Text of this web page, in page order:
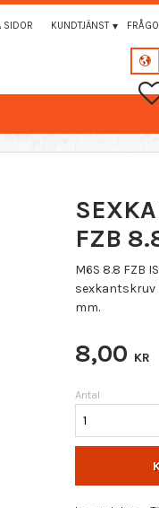
SIDOR KUNDTJÄNST
FZB
M6S 8.8 FZB
sexkantskruv
mm.
8,00 KR
Antal